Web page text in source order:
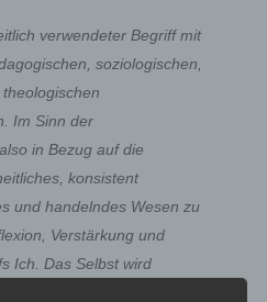
verwendeter Begriff mit
soziologischen,
Im Sinn der
in Bezug auf die
konsistent
und handelndes Wesen zu
Verstärkung und
Ich. Das Selbst wird